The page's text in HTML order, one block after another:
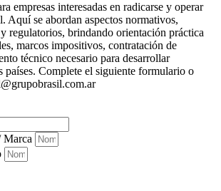
empresas interesadas en radicarse y operar
Aquí se abordan aspectos normativos,
regulatorios, brindando orientación práctica
marcos impositivos, contratación de
técnico necesario para desarrollar
países. Complete el siguiente formulario o
Marca